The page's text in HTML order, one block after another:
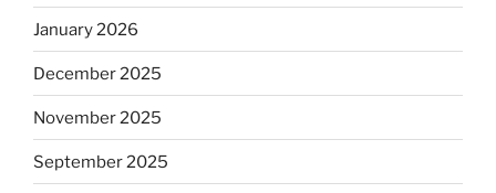
January 2026
December 2025
November 2025
September 2025